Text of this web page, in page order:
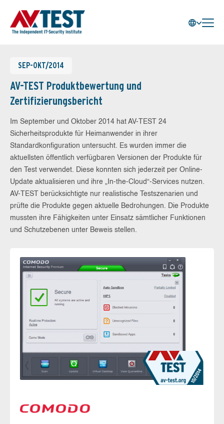
SEP-OKT/2014
AV-TEST Produktbewertung und
Zertifizierungsbericht
Im September und Oktober 2014 hat AV-TEST 24
Sicherheitsprodukte für Heimanwender in ihrer
Standardkonfiguration untersucht. Es wurden immer die
aktuellsten öffentlich verfügbaren Versionen der Produkte für
den Test verwendet. Diese konnten sich jederzeit per Online-
Update aktualisieren und ihre „In-the-Cloud“-Services nutzen.
AV-TEST berücksichtigte nur realistische Testszenarien und
prüfte die Produkte gegen aktuelle Bedrohungen. Die Produkte
mussten ihre Fähigkeiten unter Einsatz sämtlicher Funktionen
und Schutzebenen unter Beweis stellen.